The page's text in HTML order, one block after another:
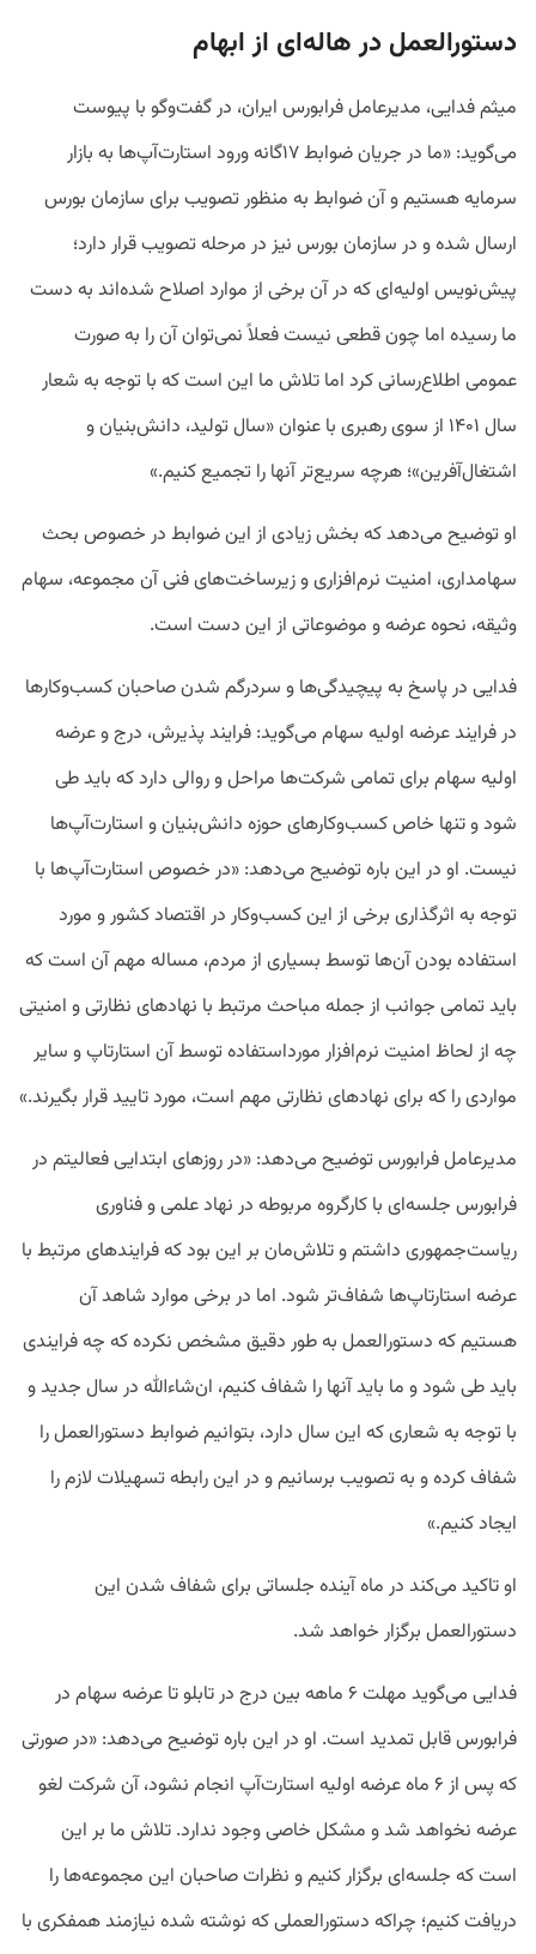
دستورالعمل در هاله‌ای از ابهام
میثم فدایی، مدیرعامل فرابورس ایران، در گفت‌وگو با پیوست
می‌گوید: «ما در جریان ضوابط ۱۷گانه ورود استارت‌آپ‌ها به بازار
سرمایه هستیم و آن ضوابط به منظور تصویب برای سازمان بورس
ارسال شده و در سازمان بورس نیز در مرحله تصویب قرار دارد؛
پیش‌نویس اولیه‌ای که در آن برخی از موارد اصلاح شده‌اند به دست
ما رسیده اما چون قطعی نیست فعلاً نمی‌توان آن را به صورت
عمومی اطلاع‌رسانی کرد اما تلاش ما این است که با توجه به شعار
سال ۱۴۰۱ از سوی رهبری با عنوان «سال تولید، دانش‌بنیان و
اشتغال‌آفرین»؛ هرچه سریع‌تر آنها را تجمیع کنیم.»
او توضیح می‌دهد که بخش زیادی از این ضوابط در خصوص بحث
سهامداری، امنیت نرم‌افزاری و زیرساخت‌های فنی آن مجموعه، سهام
وثیقه، نحوه عرضه و موضوعاتی از این دست است.
فدایی در پاسخ به پیچیدگی‌ها و سردرگم شدن صاحبان کسب‌وکارها
در فرایند عرضه اولیه سهام می‌گوید: فرایند پذیرش، درج و عرضه
اولیه سهام برای تمامی شرکت‌ها مراحل و روالی دارد که باید طی
شود و تنها خاص کسب‌و‌کارهای حوزه دانش‌بنیان و استارت‌آپ‌ها
نیست. او در این باره توضیح می‌دهد: «در خصوص استارت‌آپ‌ها با
توجه به اثرگذاری برخی از این کسب‌و‌کار در اقتصاد کشور و مورد
استفاده بودن آن‌ها توسط بسیاری از مردم، مساله مهم آن است که
باید تمامی جوانب از جمله مباحث مرتبط با نهادهای نظارتی و امنیتی
چه از لحاظ امنیت نرم‌افزار مورداستفاده توسط آن استارتاپ و سایر
مواردی را که برای نهادهای نظارتی مهم است، مورد تایید قرار بگیرند.»
مدیرعامل فرابورس توضیح می‌دهد: «در روزهای ابتدایی فعالیتم در
فرابورس جلسه‌ای با کارگروه مربوطه در نهاد علمی و فناوری
ریاست‌جمهوری داشتم و تلاش‌مان بر این بود که فرایندهای مرتبط با
عرضه استارتاپ‌ها شفاف‌تر شود. اما در برخی موارد شاهد آن
هستیم که دستورالعمل به طور دقیق مشخص نکرده که چه فرایندی
باید طی شود و ما باید آنها را شفاف کنیم، ان‌شاءالله در سال جدید و
با توجه به شعاری که این سال دارد، بتوانیم ضوابط دستورالعمل را
شفاف کرده و به تصویب برسانیم و در این رابطه تسهیلات لازم را
ایجاد کنیم.»
او تاکید می‌کند در ماه ‌آینده جلساتی برای شفاف‌ شدن این
دستورالعمل‌ برگزار خواهد شد.
فدایی می‌گوید مهلت ۶ ماهه بین درج در تابلو تا عرضه سهام در
فرابورس قابل تمدید است. او در این‌ باره توضیح می‌دهد: «در صورتی‌
که پس از ۶ ماه عرضه اولیه استارت‌آپ انجام نشود، آن شرکت لغو
عرضه نخواهد شد و مشکل خاصی وجود ندارد. تلاش ما بر این
است که جلسه‌ای برگزار کنیم و نظرات صاحبان این مجموعه‌ها را
دریافت کنیم؛ چراکه دستورالعملی که نوشته شده نیازمند همفکری با